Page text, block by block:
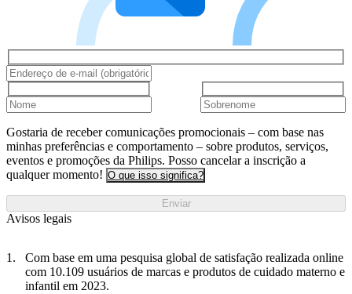
Gostaria de receber comunicações promocionais – com base nas
minhas preferências e comportamento – sobre produtos, serviços,
eventos e promoções da Philips. Posso cancelar a inscrição a
qualquer momento! O que isso significa?
Enviar
Avisos legais
Com base em uma pesquisa global de satisfação realizada online
com 10.109 usuários de marcas e produtos de cuidado materno e
infantil em 2023.